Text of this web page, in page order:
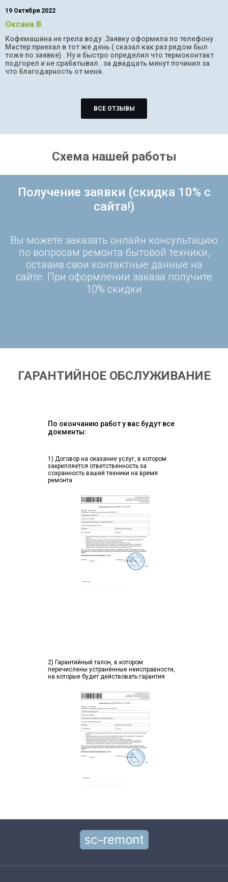
19 Октября 2022
Оксана В.
Кофемашина не грела воду .Заявку оформила по телефону .
Мастер приехал в тот же день ( сказал как раз рядом был
тоже по заявке) . Ну и быстро определил что термоконтакт
подгорел и не срабатывал . за двадцать минут починил за
что благодарность от меня.
ВСЕ ОТЗЫВЫ
Схема нашей работы
Получение заявки (скидка 10% с
сайта!)
Вы можете заказать онлайн консультацию
по вопросам ремонта бытовой техники,
оставив свои контактные данные на
сайте. При оформлении заказа получите
10% скидки
ГАРАНТИЙНОЕ ОБСЛУЖИВАНИЕ
По окончанию работ у вас будут все
докменты:
1) Договор на оказание услуг, в котором
закрепляется ответственность за
сохранность вашей техники на время
ремонта
2) Гарантийный талон, в котором
перечислены устранённые неисправности,
на которые будет действовать гарантия